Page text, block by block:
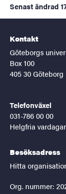
Senast ändrad
Kontakt
Göteborgs
Box 100
405 30 Göteborg
Telefonväxel
031-786 00 00
Helgfria
Besöksadress
Hitta
Org. nummer: